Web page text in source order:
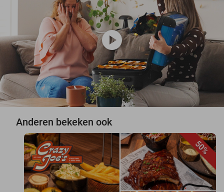
play_circle
Anderen bekeken ook
50%